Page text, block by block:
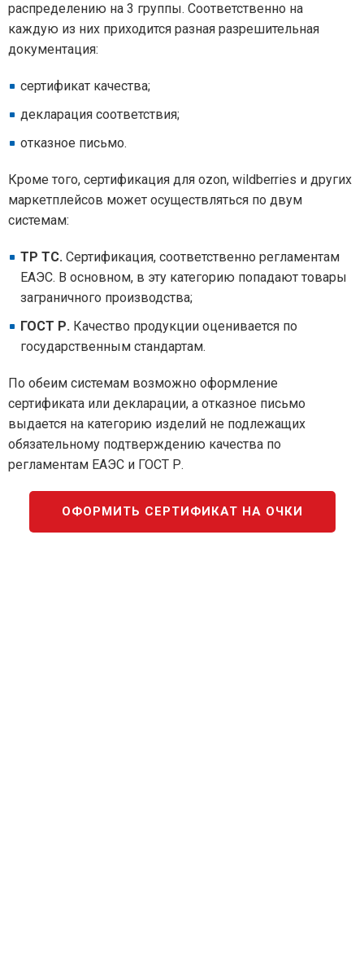
распределению на 3 группы. Соответственно на
каждую из них приходится разная разрешительная
документация:
сертификат качества;
декларация соответствия;
отказное письмо.
Кроме того, сертификация для ozon, wildberries и других
маркетплейсов может осуществляться по двум
системам:
ТР ТС. Сертификация, соответственно регламентам
ЕАЭС. В основном, в эту категорию попадают товары
заграничного производства;
ГОСТ Р. Качество продукции оценивается по
государственным стандартам.
По обеим системам возможно оформление
сертификата или декларации, а отказное письмо
выдается на категорию изделий не подлежащих
обязательному подтверждению качества по
регламентам ЕАЭС и ГОСТ Р.
ОФОРМИТЬ СЕРТИФИКАТ НА ОЧКИ